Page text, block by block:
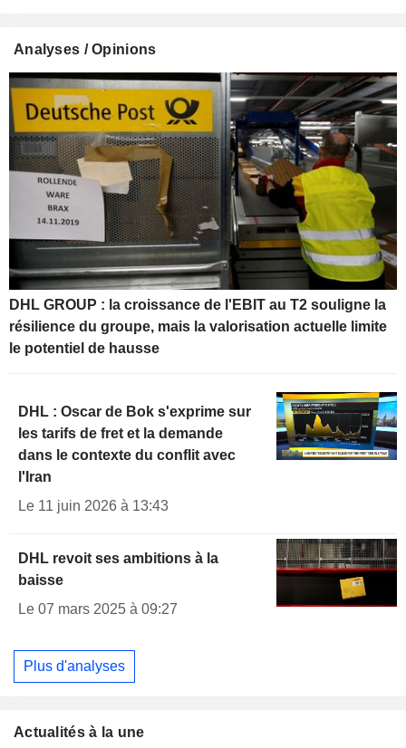
Analyses / Opinions
DHL GROUP : la croissance de l'EBIT au T2 souligne la
résilience du groupe, mais la valorisation actuelle limite
le potentiel de hausse
DHL : Oscar de Bok s'exprime sur
les tarifs de fret et la demande
dans le contexte du conflit avec
l'Iran
Le 11 juin 2026 à 13:43
DHL revoit ses ambitions à la
baisse
Le 07 mars 2025 à 09:27
Plus d'analyses
Actualités à la une